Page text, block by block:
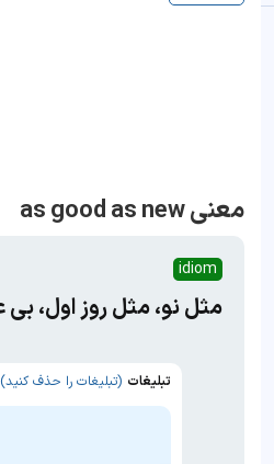
معنی as good as new
idiom
مثل نو، مثل روز اول،
تبلیغات (تبلیغات را حذف کنید)